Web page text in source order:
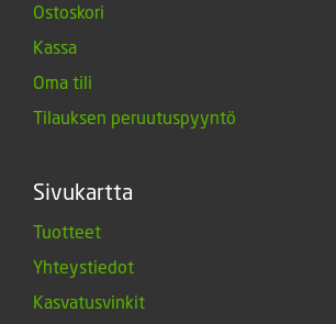
Ostoskori
Kassa
Oma tili
Tilauksen peruutuspyyntö
Sivukartta
Tuotteet
Yhteystiedot
Kasvatusvinkit